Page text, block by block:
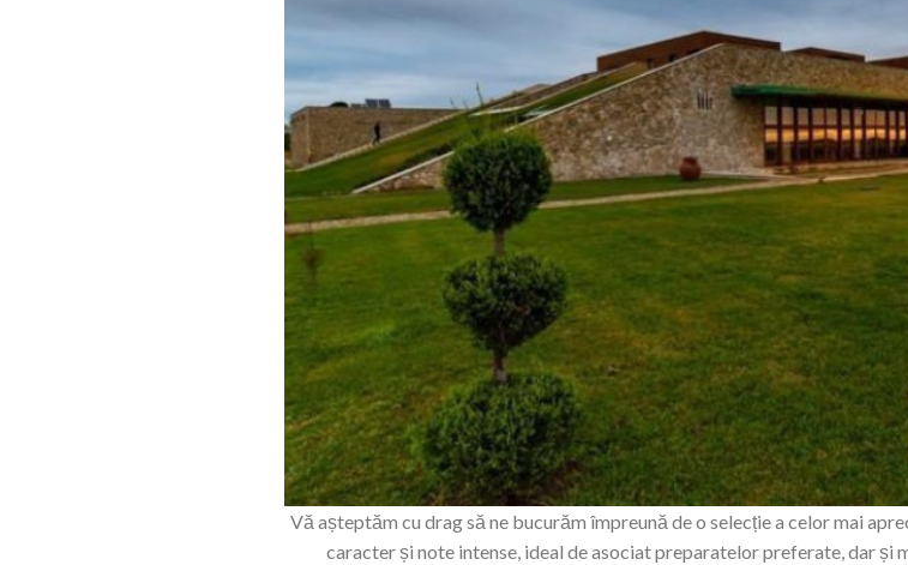
Vă așteptăm cu drag să ne bucurăm împreună de o selecție a celor mai
caracter și note intense, ideal de asociat preparatelor preferate, dar și